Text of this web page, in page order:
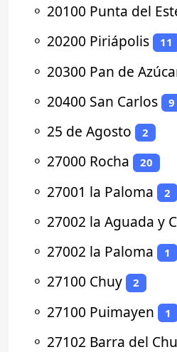
⚬ 20100 Punta del
⚬ 20200 Piriápolis 11
⚬ 20300 Pan de
⚬ 20400 San Carlos 9
⚬ 25 de Agosto 2
⚬ 27000 Rocha 20
⚬ 27001 la Paloma 2
⚬ 27002 la Aguada y
⚬ 27002 la Paloma 1
⚬ 27100 Chuy 2
⚬ 27100 Puimayen 1
⚬ 27102 Barra del